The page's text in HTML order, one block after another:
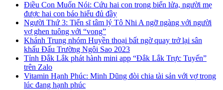
Điều Con Muốn Nói: Cứu hai con trong biển lửa, người mẹ
được hai con báo hiếu đủ đầy
Người Thứ 3: Tiến sĩ tâm lý Tô Nhi A ngỡ ngàng với người
vợ ghen tuông với “vong”
Khánh Trung nhóm Huyền thoại bất ngờ quay trở lại sân
khấu Đấu Trường Ngôi Sao 2023
Tỉnh Đắk Lắk phát hành mini app “Đắk Lắk Trực Tuyến”
trên Zalo
Vitamin Hạnh Phúc: Minh Dũng đòi chia tài sản với vợ trong
lúc đang hạnh phúc